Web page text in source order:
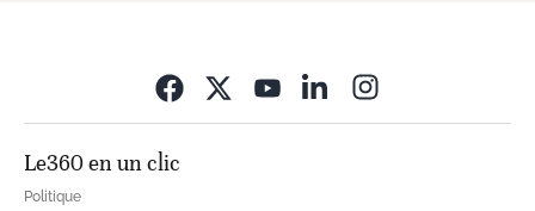
Le360 en un clic
Politique